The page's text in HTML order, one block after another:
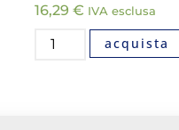
16,29 € IVA esclusa
acquista